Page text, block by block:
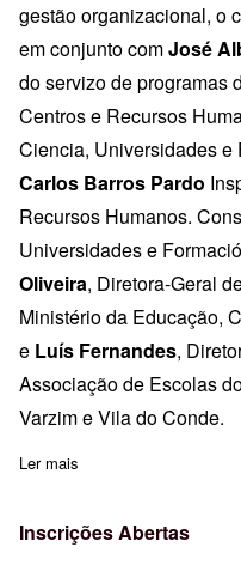
gestão organizacional, o
em conjunto comJosé
do servizo de programas
Centros e Recursos
Ciencia, Universidades e
Carlos Barros Pardo
Recursos Humanos.
Universidades e
Oliveira, Diretora-Geral
Ministério da Educação,
e Luís Fernandes,
Associação de Escolas
Varzim e Vila do Conde.
Ler mais
Inscrições Abertas